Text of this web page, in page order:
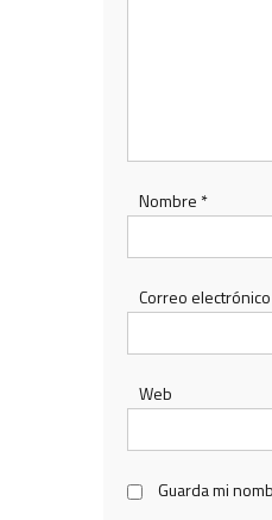
Nombre *
Correo electrónico
Web
Guarda mi